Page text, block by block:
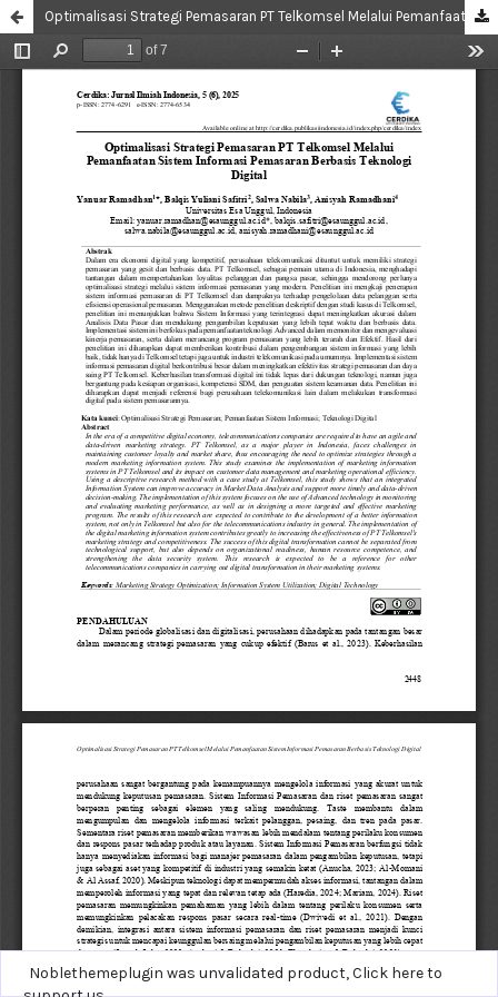
Optimalisasi Strategi Pemasaran PT Telkomsel Melalui Pemanfaatan Sistem Informasi Pemasaran Berbasis Teknologi Digital
Noblethemeplugin was unvalidated product,Click here to